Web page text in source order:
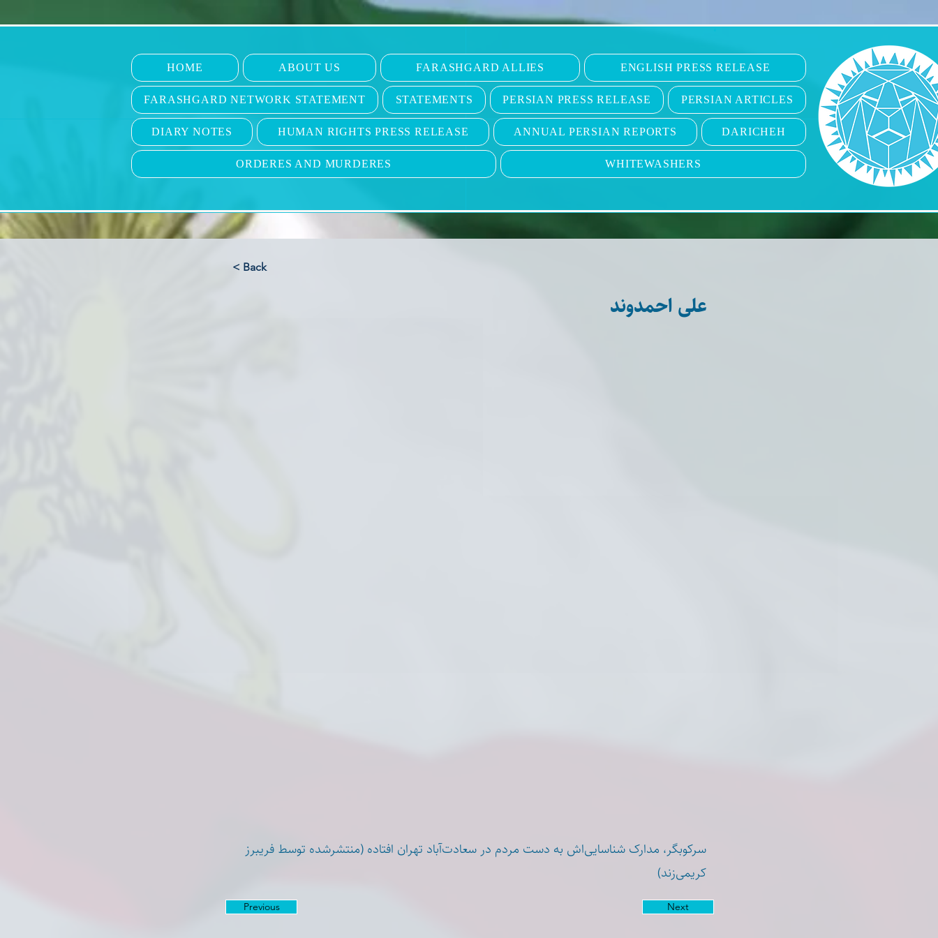
HOME ABOUT US FARASHGARD ALLIES ENGLISH PRESS RELEASE
FARASHGARD NETWORK STATEMENT STATEMENTS PERSIAN PRESS RELEASE PERSIAN ARTICLES
DIARY NOTES HUMAN RIGHTS PRESS RELEASE ANNUAL PERSIAN REPORTS DARICHEH
ORDERES AND MURDERES WHITEWASHERS
< Back
علی احمدوند
سرکوبگر، مدارک شناسایی‌اش به دست مردم در سعادت‌آباد تهران افتاده (منتشرشده توسط فریبرز
کریمی‌زند)
Previous Next